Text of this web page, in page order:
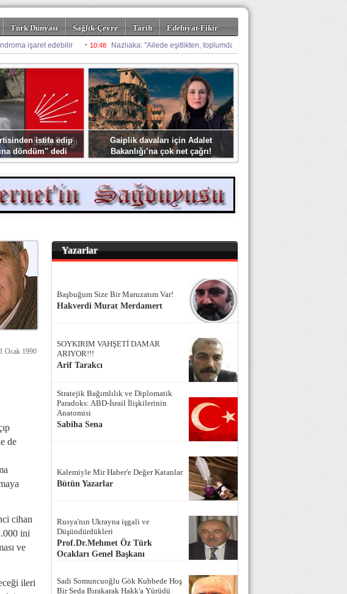
Türk Dünyası Sağlık-Çevre Tarih
Edebiyat-Fikir
istifa edip
döndüm'' dedi
Gaiplik davaları için Adalet
Bakanlığı’na çok net çağrı!
1 Ocak 1990
de
cihan
ini
ve
ileri
Yazarlar
Başbuğum Size Bir Maruzatım Var!
Hakverdi Murat Merdamert
SOYKIRIM VAHŞETİ DAMAR
ARIYOR!!!
Arif Tarakcı
Stratejik Bağımlılık ve Diplomatik
Paradoks: ABD-İsrail İlişkilerinin
Anatomisi
Sabiha Sena
Kalemiyle Mir Haber'e Değer Katanlar
Bütün Yazarlar
Rusya'nın Ukrayna işgali ve
Düşündürdükleri
Prof.Dr.Mehmet Öz Türk
Ocakları Genel Başkanı
Sadi Somuncuoğlu Gök Kubbede Hoş
Bir Seda Bırakarak Hakk'a Yürüdü